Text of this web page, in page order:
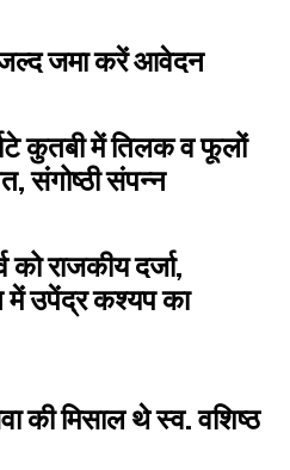
जल्द जमा करें आवेदन
कुतबी में तिलक व फूलों
संगोष्ठी संपन्न
को राजकीय दर्जा,
उपेंद्र कश्यप का
की मिसाल थे स्व. वशिष्ठ